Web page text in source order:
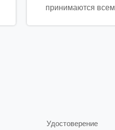
принимаются
Удостоверение